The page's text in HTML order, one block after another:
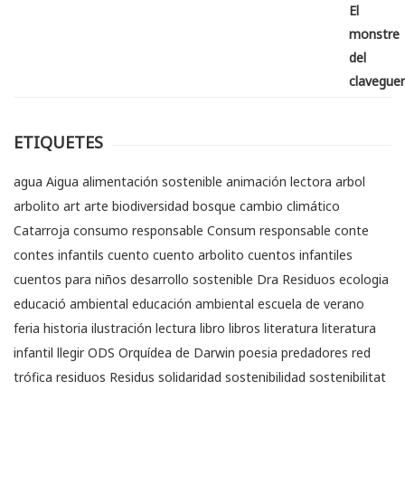
ETIQUETES
agua Aigua alimentación sostenible animación lectora arbol
arbolito art arte biodiversidad bosque cambio climático
Catarroja consumo responsable Consum responsable conte
contes infantils cuento cuento arbolito cuentos infantiles
cuentos para niños desarrollo sostenible Dra Residuos ecologia
educació ambiental educación ambiental escuela de verano
feria historia ilustración lectura libro libros literatura literatura
infantil llegir ODS Orquídea de Darwin poesia predadores red
trófica residuos Residus solidaridad sostenibilidad sostenibilitat